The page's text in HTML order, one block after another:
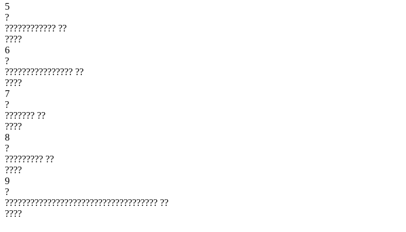
5
?
???????????? ??
????
6
?
???????????????? ??
????
7
?
??????? ??
????
8
?
????????? ??
????
9
?
???????????????????????????????????? ??
????